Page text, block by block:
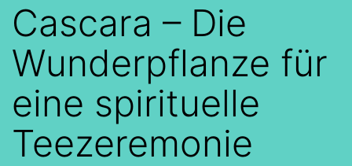
Cascara – Die
Wunderpflanze für
eine spirituelle
Teezeremonie